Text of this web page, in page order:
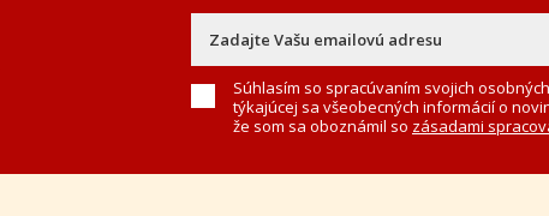
Súhlasím so spracúvaním svojich
týkajúcej sa všeobecných informácií o
že som sa oboznámil so zásadami